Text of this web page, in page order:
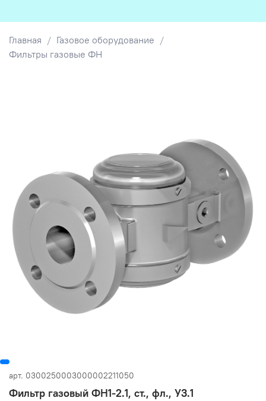
Главная
Газовое оборудование
Фильтры газовые ФН
арт. 0300250003000002211050
Фильтр газовый ФН1-2.1, ст., фл., У3.1